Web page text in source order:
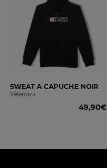
SWEAT A CAPUCHE NOIR
Vêtement
49,90€